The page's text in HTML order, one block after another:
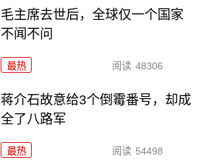
毛主席去世后，全球仅一个国家
不闻不问
最热 阅读 48306
蒋介石故意给3个倒霉番号，却成
全了八路军
最热 阅读 54498